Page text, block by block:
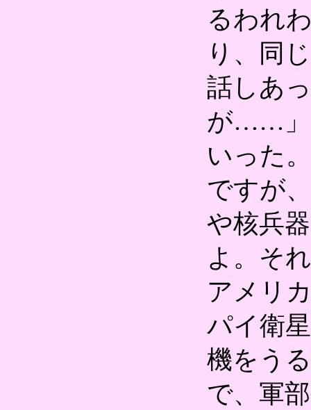
るわれ
り、同
話しあ
が……」
いった
ですが
や核兵
よ。そ
アメリ
パイ衛
機をう
で、軍